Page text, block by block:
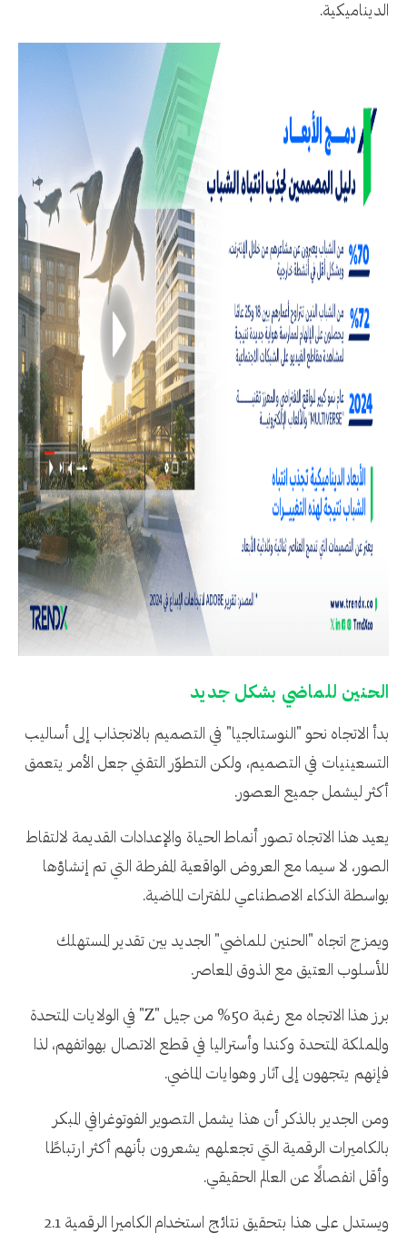
الديناميكية.
الحنين للماضي بشكل جديد
بدأ الاتجاه نحو "النوستالجيا" في التصميم بالانجذاب إلى أساليب
التسعينيات في التصميم، ولكن التطوّر التقني جعل الأمر يتعمق
أكثر ليشمل جميع العصور.
يعيد هذا الاتجاه تصور أنماط الحياة والإعدادات القديمة لالتقاط
الصور، لا سيما مع العروض الواقعية المفرطة التي تم إنشاؤها
بواسطة الذكاء الاصطناعي للفترات الماضية.
ويمزج اتجاه "الحنين للماضي" الجديد بين تقدير المستهلك
للأسلوب العتيق مع الذوق المعاصر.
برز هذا الاتجاه مع رغبة 50% من جيل "Z" في الولايات المتحدة
والمملكة المتحدة وكندا وأستراليا في قطع الاتصال بهواتفهم، لذا
فإنهم يتجهون إلى آثار وهوايات الماضي.
ومن الجدير بالذكر أن هذا يشمل التصوير الفوتوغرافي المبكر
بالكاميرات الرقمية التي تجعلهم يشعرون بأنهم أكثر ارتباطًا
وأقل انفصالًا عن العالم الحقيقي.
ويستدل على هذا بتحقيق نتائج استخدام الكاميرا الرقمية 2.1